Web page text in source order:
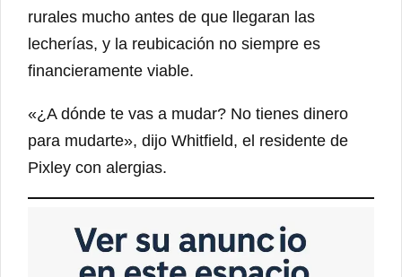
rurales mucho antes de que llegaran las
lecherías, y la reubicación no siempre es
financieramente viable.
«¿A dónde te vas a mudar? No tienes dinero
para mudarte», dijo Whitfield, el residente de
Pixley con alergias.